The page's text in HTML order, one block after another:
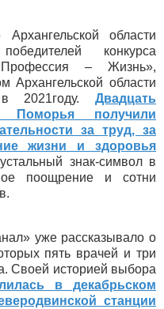
области
конкурса
– Жизнь»,
Архангельской области
2021году. Двадцать
Поморья получили
за труд, за
жизни и здоровья
знак-символ в
поощрение и сотни
уже рассказывало о
пять врачей и три
Своей историей выбора
в декабрьском
станции